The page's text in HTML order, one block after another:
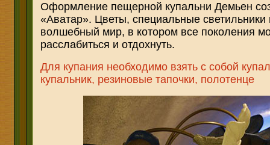
Оформление пещерной купальни Демьен
«Аватар». Цветы, специальные светильники
волшебный мир, в котором все поколения
расслабиться и отдохнуть.
Для купания необходимо взять с собой
купальник, резиновые тапочки, полотенце